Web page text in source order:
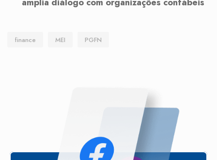
finance MEI PGFN